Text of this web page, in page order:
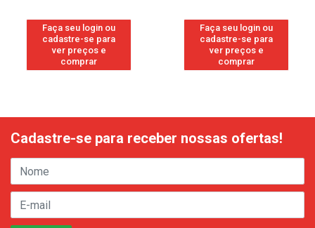
Faça seu login ou
cadastre-se para
ver preços e
comprar
Faça seu login ou
cadastre-se para
ver preços e
comprar
Cadastre-se para receber nossas ofertas!